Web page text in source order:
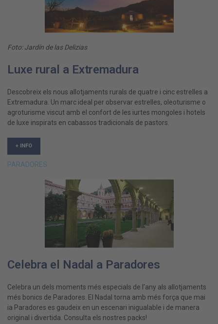
Foto: Jardín de las Delizias
Luxe rural a Extremadura
Descobreix els nous allotjaments rurals de quatre i cinc estrelles a
Extremadura. Un marc ideal per observar estrelles, oleoturisme o
agroturisme viscut amb el confort de les iurtes mongoles i hotels
de luxe inspirats en cabassos tradicionals de pastors.
+ INFO
PARADORES
Celebra el Nadal a Paradores
Celebra un dels moments més especials de l’any als allotjaments
més bonics de Paradores. El Nadal torna amb més força que mai
ia Paradores es gaudeix en un escenari inigualable i de manera
original i divertida. Consulta els nostres packs!